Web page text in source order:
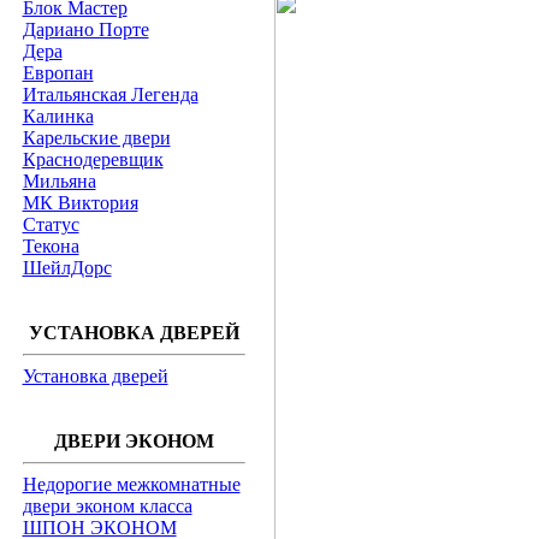
Блок Мастер
Дариано Порте
Дера
Европан
Итальянская Легенда
Калинка
Карельские двери
Краснодеревщик
Мильяна
МК Виктория
Статус
Текона
ШейлДорс
УСТАНОВКА ДВЕРЕЙ
Установка дверей
ДВЕРИ ЭКОНОМ
Недорогие межкомнатные
двери эконом класса
ШПОН ЭКОНОМ